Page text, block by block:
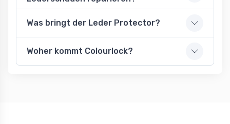
Was bringt der Leder Protector?
Woher kommt Colourlock?